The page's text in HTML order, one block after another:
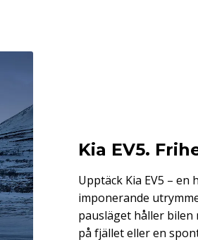
Kia EV5.
Upptäck Kia EV5 –
imponerande
pausläget håller
på fjället eller en